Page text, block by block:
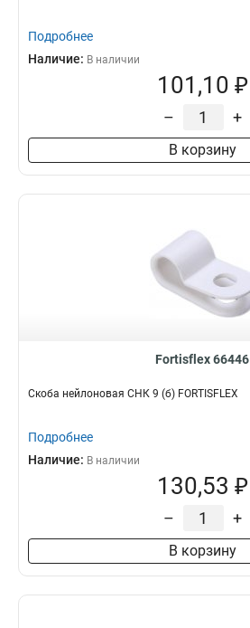
Подробнее
Наличие: В наличии
101,10 ₽
– +
В корзину
Fortisflex 66446
Скоба нейлоновая СНК 9 (б) FORTISFLEX
Подробнее
Наличие: В наличии
130,53 ₽
– +
В корзину